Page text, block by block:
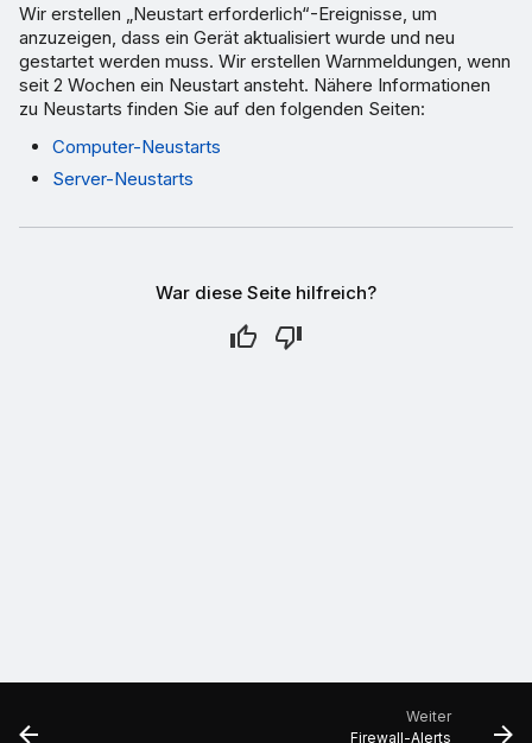
한국어
Português
中文（繁體）
Wir erstellen „Neustart erforderlich“-Ereignisse, um
anzuzeigen, dass ein Gerät aktualisiert wurde und neu
gestartet werden muss. Wir erstellen Warnmeldungen, wenn
seit 2 Wochen ein Neustart ansteht. Nähere Informationen
zu Neustarts finden Sie auf den folgenden Seiten:
Computer-Neustarts
Server-Neustarts
War diese Seite hilfreich?
Weiter
Firewall-Alerts